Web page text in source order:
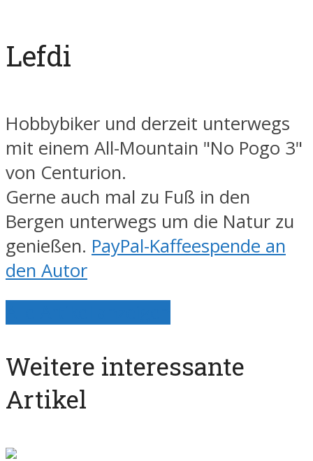
Lefdi
Hobbybiker und derzeit unterwegs
mit einem All-Mountain "No Pogo 3"
von Centurion.
Gerne auch mal zu Fuß in den
Bergen unterwegs um die Natur zu
genießen. PayPal-Kaffeespende an
den Autor
Weitere interessante
Artikel